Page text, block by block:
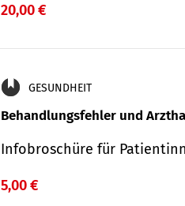
20,00 €
GESUNDHEIT
Behandlungsfehler und
Infobroschüre für
5,00 €